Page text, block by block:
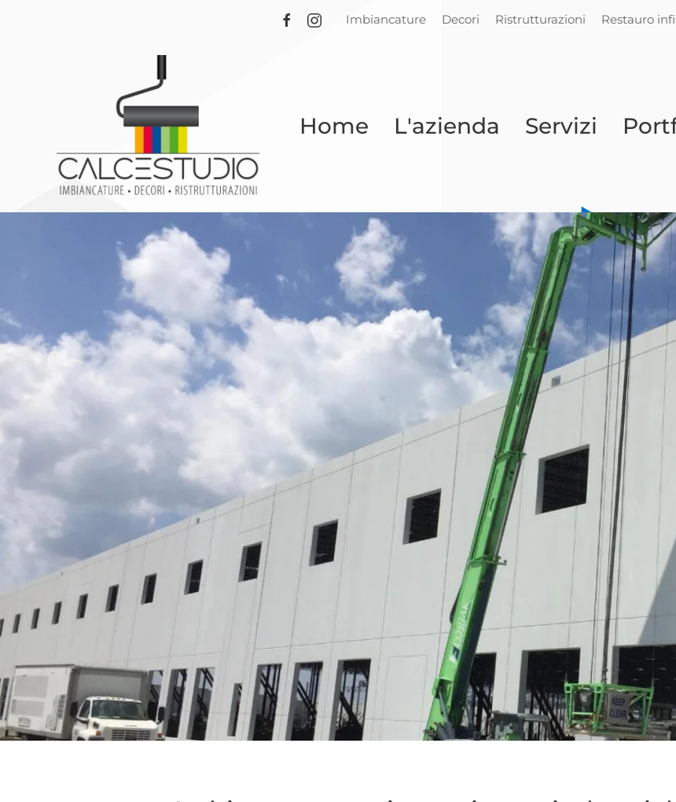
Imbiancature Decori Ristrutturazioni Restauro
Home L'azienda Servizi